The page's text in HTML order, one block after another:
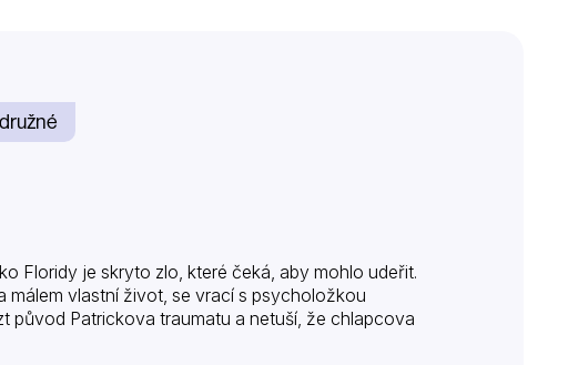
Floridy je skryto zlo, které čeká, aby mohlo udeřit.
málem vlastní život, se vrací s psycholožkou
původ Patrickova traumatu a netuší, že chlapcova